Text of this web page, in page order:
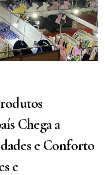
Chega a
e Conforto
e